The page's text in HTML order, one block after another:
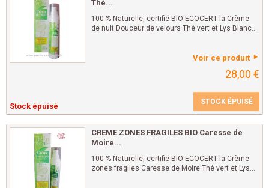
Thé...
100 % Naturelle, certifié BIO ECOCERT la Crème
de nuit Douceur de velours Thé vert et Lys Blanc...
Voir ce produit
28,00 €
Stock épuisé STOCK ÉPUISÉ
CREME ZONES FRAGILES BIO Caresse de
Moire...
100 % Naturelle, certifié BIO ECOCERT la Crème
zones fragiles Caresse de Moire Thé vert et Lys...